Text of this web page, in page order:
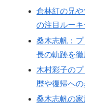
倉林紅の兄
の注目ルー
桑木志帆：
長の軌跡を徹
木村彩子の
歴や復帰へ
桑木志帆の